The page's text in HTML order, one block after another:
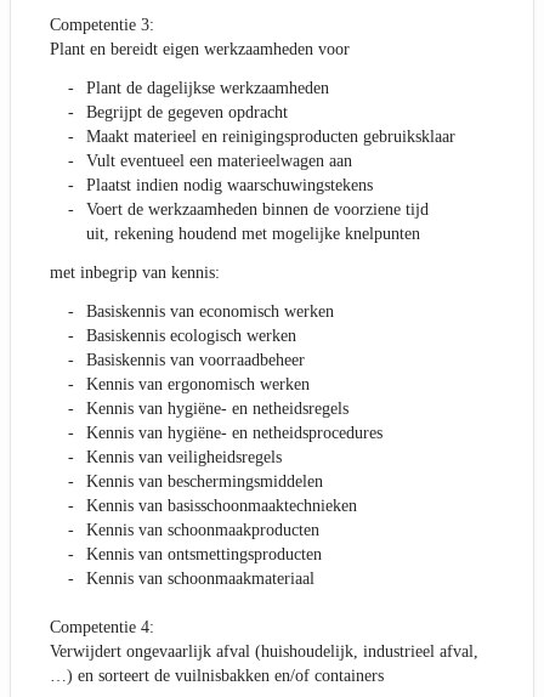
Competentie 3:
Plant en bereidt eigen werkzaamheden voor
Plant de dagelijkse werkzaamheden
Begrijpt de gegeven opdracht
Maakt materieel en reinigingsproducten gebruiksklaar
Vult eventueel een materieelwagen aan
Plaatst indien nodig waarschuwingstekens
Voert de werkzaamheden binnen de voorziene tijd
uit, rekening houdend met mogelijke knelpunten
met inbegrip van kennis:
Basiskennis van economisch werken
Basiskennis ecologisch werken
Basiskennis van voorraadbeheer
Kennis van ergonomisch werken
Kennis van hygiëne- en netheidsregels
Kennis van hygiëne- en netheidsprocedures
Kennis van veiligheidsregels
Kennis van beschermingsmiddelen
Kennis van basisschoonmaaktechnieken
Kennis van schoonmaakproducten
Kennis van ontsmettingsproducten
Kennis van schoonmaakmateriaal
Competentie 4:
Verwijdert ongevaarlijk afval (huishoudelijk, industrieel afval,
…) en sorteert de vuilnisbakken en/of containers